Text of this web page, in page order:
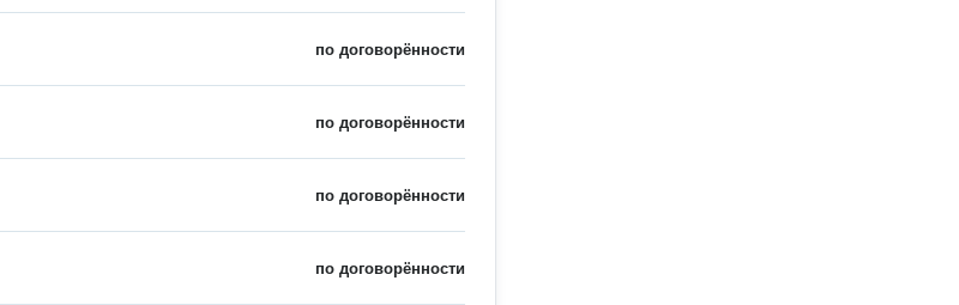
по договорённости
по договорённости
по договорённости
по договорённости